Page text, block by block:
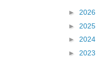
► 2026
► 2025
► 2024
► 2023